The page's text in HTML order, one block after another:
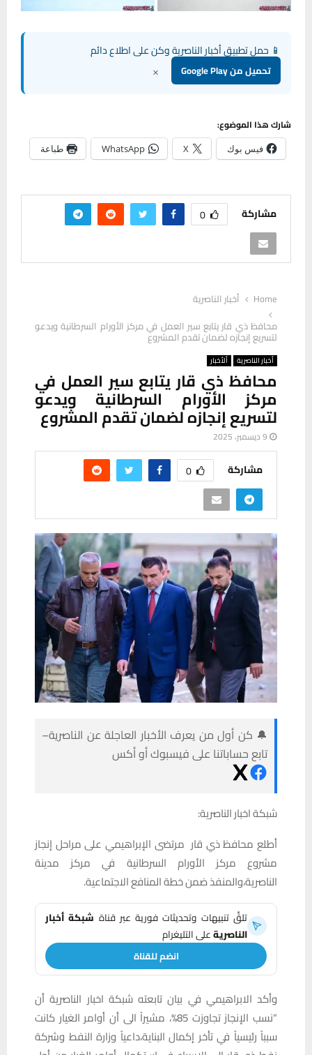
📱 حمل تطبيق أخبار الناصرية وكن على اطلاع دائم
تحميل من Google Play ×
شارك هذا الموضوع:
فيس بوك X
WhatsApp طباعة
مشاركة 0
Home
أخبار الناصرية
محافظ ذي قار يتابع سير العمل في مركز الأورام السرطانية ويدعو
لتسريع إنجازه لضمان تقدم المشروع
أخبار الناصرية ألأخبار
محافظ ذي قار يتابع سير العمل في
مركز الأورام السرطانية ويدعو
لتسريع إنجازه لضمان تقدم المشروع
9 ديسمبر، 2025
مشاركة 0
🔔 كن أول من يعرف الأخبار العاجلة عن الناصرية–
تابع حساباتنا على فيسبوك أو أكس
شبكة اخبار الناصرية:
أطلع محافظ ذي قار مرتضى الإبراهيمي على مراحل إنجاز
مشروع مركز الأورام السرطانية في مركز مدينة
الناصرية،والمنفذ ضمن خطة المنافع الاجتماعية.
تلقَّ تنبيهات وتحديثات فورية عبر قناة شبكة أخبار
الناصريةعلى التليغرام
انضم للقناة
وأكد الابراهيمي في بيان تابعته شبكة اخبار الناصرية أن
“نسب الإنجاز تجاوزت 85%، مشيراً الى أن أوامر الغيار كانت
سبباً رئيسياً في تأخر إكمال البناية،داعياً وزارة النفط وشركة